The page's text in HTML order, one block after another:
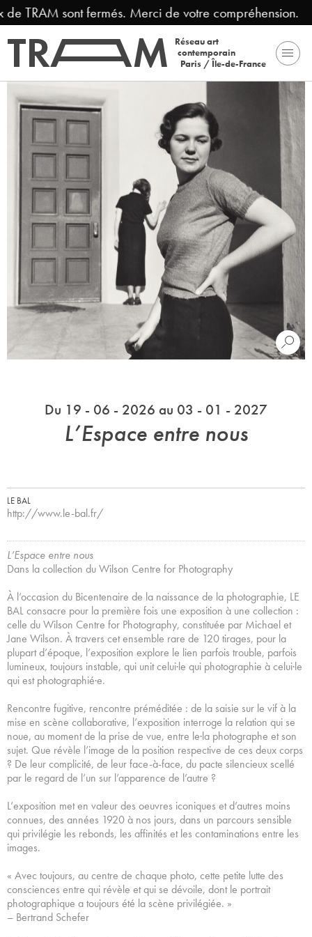
TRAM sont fermés. Merci de votre compréhension.
Réseau art
contemporain
Paris / Île-de-France
Du 19 - 06 - 2026 au 03 - 01 - 2027
L’Espace entre nous
LE BAL
http://www.le-bal.fr/
L’Espace entre nous
Dans la collection du Wilson Centre for Photography
À l’occasion du Bicentenaire de la naissance de la photographie, LE
BAL consacre pour la première fois une exposition à une collection :
celle du Wilson Centre for Photography, constituée par Michael et
Jane Wilson. À travers cet ensemble rare de 120 tirages, pour la
plupart d’époque, l’exposition explore le lien parfois trouble, parfois
lumineux, toujours instable, qui unit celui·le qui photographie à celui·le
qui est photographié·e.
Rencontre fugitive, rencontre préméditée : de la saisie sur le vif à la
mise en scène collaborative, l’exposition interroge la relation qui se
noue, au moment de la prise de vue, entre le·la photographe et son
sujet. Que révèle l’image de la position respective de ces deux corps
? De leur complicité, de leur face-à-face, du pacte silencieux scellé
par le regard de l’un sur l’apparence de l’autre ?
L’exposition met en valeur des oeuvres iconiques et d’autres moins
connues, des années 1920 à nos jours, dans un parcours sensible
qui privilégie les rebonds, les affinités et les contaminations entre les
images.
« Avec toujours, au centre de chaque photo, cette petite lutte des
consciences entre qui révèle et qui se dévoile, dont le portrait
photographique a toujours été la scène privilégiée. »
– Bertrand Schefer